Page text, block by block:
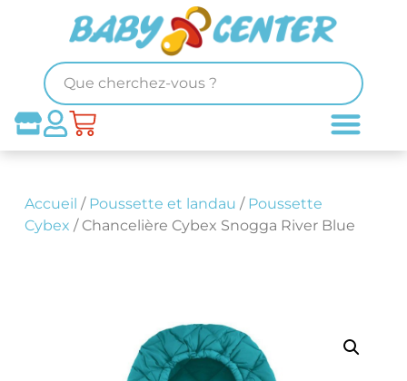
Accueil / Poussette et landau / Poussette
Cybex / Chancelière Cybex Snogga River Blue